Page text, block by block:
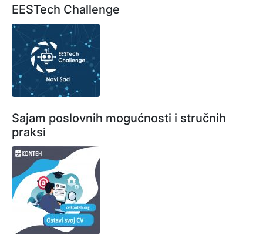
EESTech Challenge
Sajam poslovnih mogućnosti i stručnih
praksi